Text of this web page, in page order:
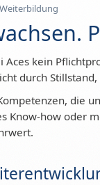
Weiterbildung
kein
durch
die
Know-how oder